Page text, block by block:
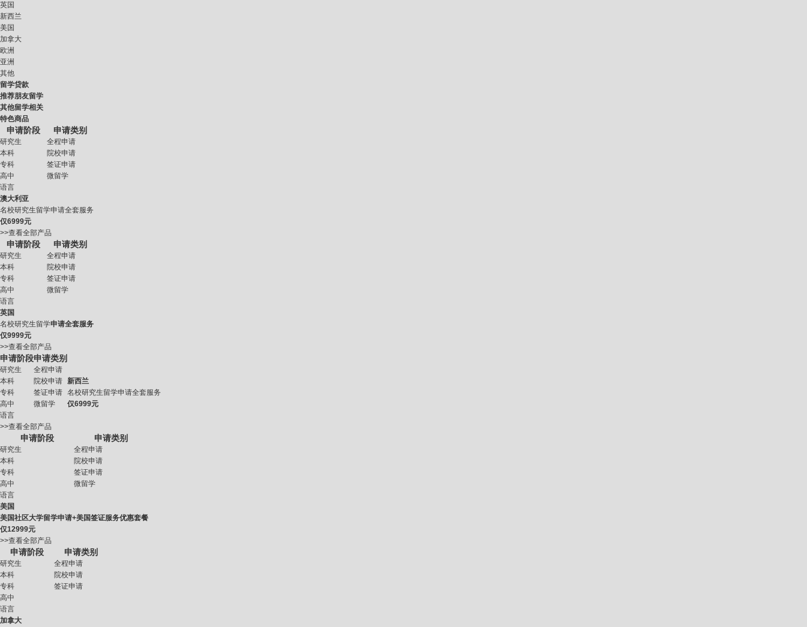
英国
新西兰
美国
加拿大
欧洲
亚洲
其他
留学贷款
推荐朋友留学
其他留学相关
特色商品
申请阶段 申请类别
研究生
全程申请
本科
院校申请
专科
签证申请
高中
微留学
语言
澳大利亚
名校研究生留学申请全套服务
仅6999元
>>查看全部产品
申请阶段 申请类别
研究生
全程申请
本科
院校申请
专科
签证申请
高中
微留学
语言
英国
名校研究生留学申请全套服务
仅9999元
>>查看全部产品
申请阶段申请类别
研究生
全程申请
新西兰
名校研究生留学申请全套服务
仅6999元
本科
院校申请
专科
签证申请
高中
微留学
语言
>>查看全部产品
申请阶段 申请类别
研究生
全程申请
本科
院校申请
专科
签证申请
高中
微留学
语言
美国
美国社区大学留学申请+美国签证服务优惠套餐
仅12999元
>>查看全部产品
申请阶段 申请类别
研究生
全程申请
本科
院校申请
专科
签证申请
高中
语言
加拿大